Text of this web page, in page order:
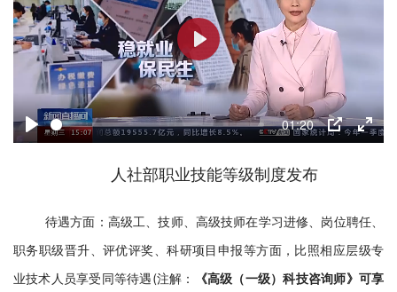
P
01:20
P
E
e
r
f
P
l
a
y
人社部职业技能等级制度发布
待遇方面：高级工、技师、高级技师在学习进修、岗位聘任、
职务职级晋升、评优评奖、科研项目申报等方面，比照相应层级专
业技术人员享受同等待遇(注解：
《高级（一级）科技咨询师》可享